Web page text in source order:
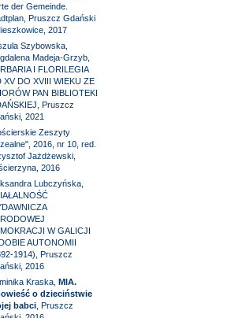
der Gemeinde.
Pruszcz Gdański
2017
Szybowska,
Madeja-Grzyb,
I FLORILEGIA
XV DO XVIII WIEKU ZE
PAN BIBLIOTEKI
Pruszcz
2021
Zeszyty
2016, nr 10, red.
Jażdżewski,
2016
Lubczyńska,
W GALICJI
AUTONOMII
1914), Pruszcz
2016
Kraska, MIA.
o dzieciństwie
babci, Pruszcz